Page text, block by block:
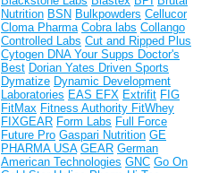
Nutrition BSN Bulkpowders Cellucor
Cloma Pharma Cobra labs Collango
Controlled Labs Cut and Ripped Plus
Cytogen DNA Your Supps Doctor's
Best Dorian Yates Driven Sports
Dymatize Dynamic Development
Laboratories EAS EFX Extrifit FIG
FitMax Fitness Authority FitWhey
FIXGEAR Form Labs Full Force
Future Pro Gaspari Nutrition GE
PHARMA USA GEAR German
American Technologies GNC Go On